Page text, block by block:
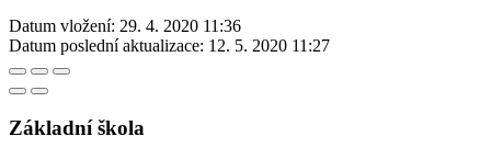
Datum vložení: 29. 4. 2020 11:36
Datum poslední aktualizace: 12. 5. 2020 11:27
Základní škola